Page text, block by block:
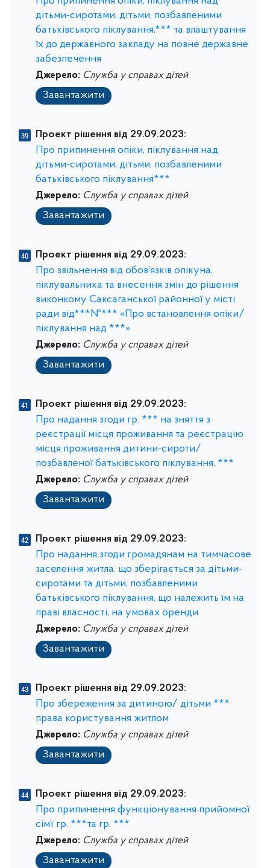
дітьми-сиротами, дітьми, позбавленими
батьківського піклування,*** та влаштування
їх до державного закладу на повне державне
забезпечення
Джерело: Служба у справах дітей
Завантажити
Проект рішення від 29.09.2023:
Про припинення опіки, піклування над
дітьми-сиротами, дітьми, позбавленими
батьківського піклування***
Джерело: Служба у справах дітей
Завантажити
Проект рішення від 29.09.2023:
Про звільнення від обов’язків опікуна,
піклувальника та внесення змін до рішення
виконкому Саксаганської районної у місті
ради від***№*** «Про встановлення опіки/
піклування над ***»
Джерело: Служба у справах дітей
Завантажити
Проект рішення від 29.09.2023:
Про надання згоди гр. *** на зняття з
реєстрації місця проживання та реєстрацію
місця проживання дитини-сироти/
позбавленої батьківського піклування, ***
Джерело: Служба у справах дітей
Завантажити
Проект рішення від 29.09.2023:
Про надання згоди громадянам на тимчасове
заселення житла, що зберігається за дітьми-
сиротами та дітьми, позбавленими
батьківського піклування, що належить їм на
праві власності, на умовах оренди
Джерело: Служба у справах дітей
Завантажити
Проект рішення від 29.09.2023:
Про збереження за дитиною/ дітьми ***
права користування житлом
Джерело: Служба у справах дітей
Завантажити
Проект рішення від 29.09.2023:
Про припинення функціонування прийомної
сім’ї гр. ***та гр. ***
Джерело: Служба у справах дітей
Завантажити